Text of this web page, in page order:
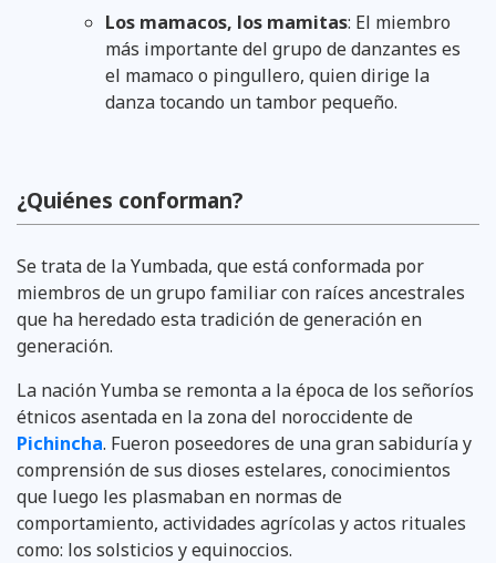
Los mamacos, los mamitas: El miembro
más importante del grupo de danzantes es
el mamaco o pingullero, quien dirige la
danza tocando un tambor pequeño.
¿Quiénes conforman?
Se trata de la Yumbada, que está conformada por
miembros de un grupo familiar con raíces ancestrales
que ha heredado esta tradición de generación en
generación.
La nación Yumba se remonta a la época de los señoríos
étnicos asentada en la zona del noroccidente de
Pichincha. Fueron poseedores de una gran sabiduría y
comprensión de sus dioses estelares, conocimientos
que luego les plasmaban en normas de
comportamiento, actividades agrícolas y actos rituales
como: los solsticios y equinoccios.